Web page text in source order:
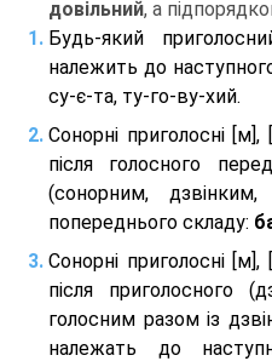
довільний, а
Будь-який
належить до
су-є-та, ту-го-ву-хий.
Сонорні приголосні [м],
після голосного
(сонорним,
попереднього складу:
Сонорні приголосні [м],
після приголосного
голосним разом із
належать до